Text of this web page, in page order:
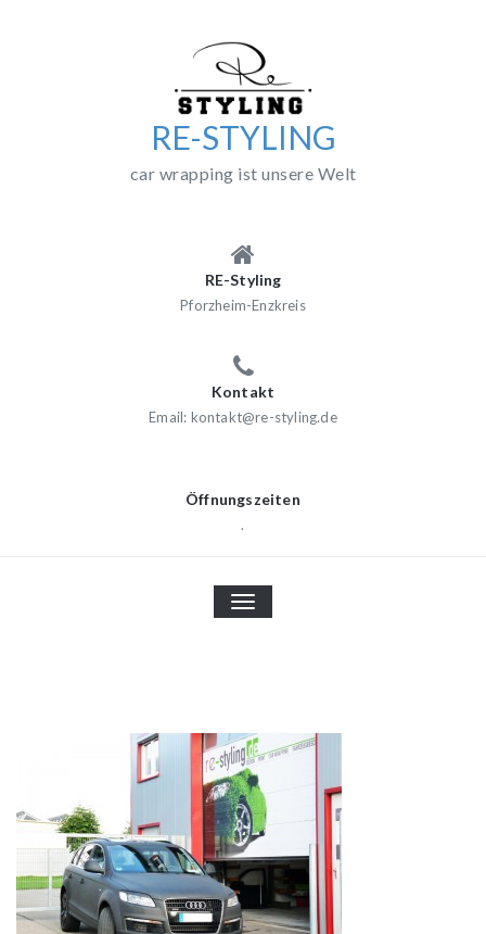
RE-STYLING
car wrapping ist unsere Welt
RE-Styling
Pforzheim-Enzkreis
Kontakt
Email: kontakt@re-styling.de
Öffnungszeiten
.
TOGGLE
NAVIGATION